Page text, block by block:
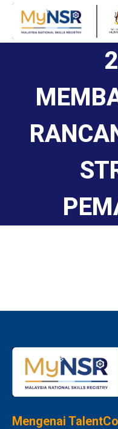
Mengenai